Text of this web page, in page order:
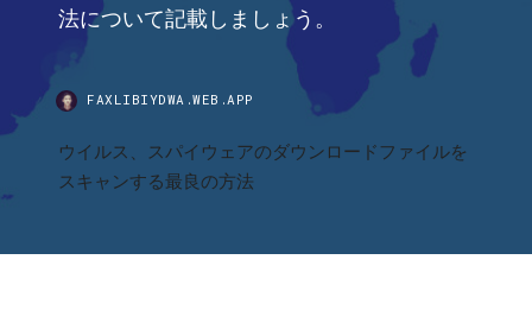
法について記載しましょう。
FAXLIBIYDWA.WEB.APP
ウイルス、スパイウェアのダウンロードファイルを
スキャンする最良の方法